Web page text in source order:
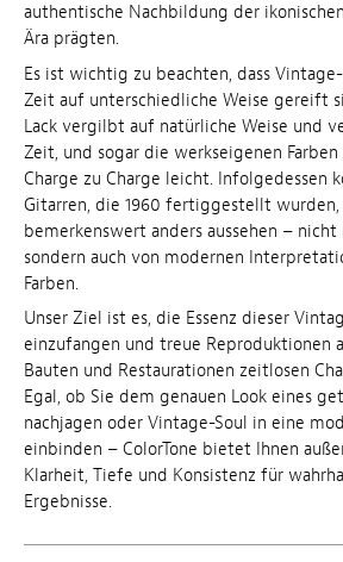
authentische Nachbildung der
Ära prägten.
Es ist wichtig zu beachten, dass
Zeit auf unterschiedliche Weise gereift
Lack vergilbt auf natürliche Weise und
Zeit, und sogar die werkseigenen
Charge zu Charge leicht. Infolgedessen
Gitarren, die 1960 fertiggestellt wurden,
bemerkenswert anders aussehen – nicht
sondern auch von modernen
Farben.
Unser Ziel ist es, die Essenz dieser
einzufangen und treue Reproduktionen
Bauten und Restaurationen zeitlosen
Egal, ob Sie dem genauen Look eines
nachjagen oder Vintage-Soul in eine
einbinden – ColorTone bietet Ihnen
Klarheit, Tiefe und Konsistenz für
Ergebnisse.